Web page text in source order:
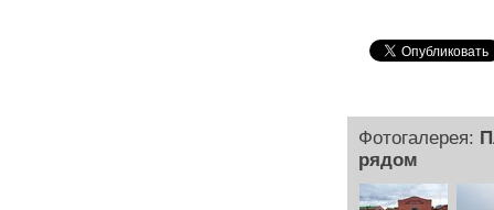
Фотогалерея:
рядом